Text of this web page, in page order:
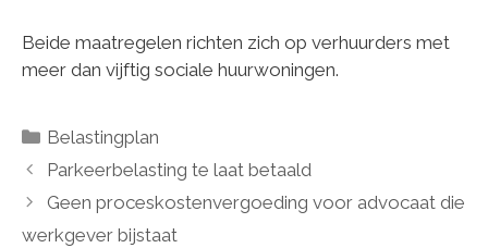
Beide maatregelen richten zich op verhuurders met
meer dan vijftig sociale huurwoningen.
Categorieën
Belastingplan
Parkeerbelasting te laat betaald
Geen proceskostenvergoeding voor advocaat die
werkgever bijstaat